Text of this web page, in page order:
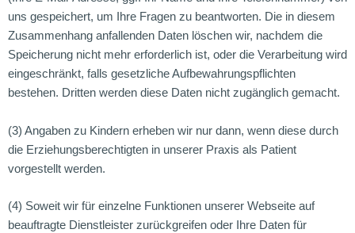
uns gespeichert, um Ihre Fragen zu beantworten. Die in diesem
Zusammenhang anfallenden Daten löschen wir, nachdem die
Speicherung nicht mehr erforderlich ist, oder die Verarbeitung wird
eingeschränkt, falls gesetzliche Aufbewahrungspflichten
bestehen. Dritten werden diese Daten nicht zugänglich gemacht.
(3) Angaben zu Kindern erheben wir nur dann, wenn diese durch
die Erziehungsberechtigten in unserer Praxis als Patient
vorgestellt werden.
(4) Soweit wir für einzelne Funktionen unserer Webseite auf
beauftragte Dienstleister zurückgreifen oder Ihre Daten für